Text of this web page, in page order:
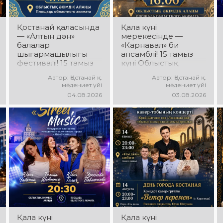
Қостанай қаласында
— «Алтын дән»
балалар
шығармашылығы
фестивалі! 15 тамыз
әкімдік алаңында
«Даму бала»
жобасының балалар
шығармашылық
ұжымдары
қатысатын «Алтын
дән» фестивалі өтеді!
Сіздерді жас
таланттардың
жарқын өнері, әсем
әндер, әсерлі билер
мен мерекелік көңіл
күй күтеді!
Автор: Қостанай қ.
мәдениет үйі
04.08.2026
Қала күні
мерекесінде —
«Карнавал» би
ансамблі! 15 тамыз
күні Облыстық
«Карнавал» би
ансамблінің
бағдарламасы өтеді!
Ансамбль жетекшісі
— Шамиль
Фахрутдинов.
Сіздерді әсерлі
хореографиялық
қойылымдар,
жарқын бейнелер,
қуатты ырғақ пен
мерекелік көңіл күй
күтеді!
Автор: Қостанай қ.
мәдениет үйі
03.08.2026
Қала күні
Қала күні